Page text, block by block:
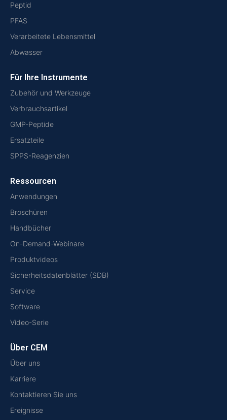
Peptid
PFAS
Verarbeitete Lebensmittel
Abwasser
Für Ihre Instrumente
Zubehör und Werkzeuge
Verbrauchsartikel
GMP-Peptide
Ersatzteile
SPPS-Reagenzien
Ressourcen
Anwendungen
Broschüren
Handbücher
On-Demand-Webinare
Produktvideos
Sicherheitsdatenblätter (SDB)
Service
Software
Video-Serie
Über CEM
Über uns
Karriere
Kontaktieren Sie uns
Ereignisse